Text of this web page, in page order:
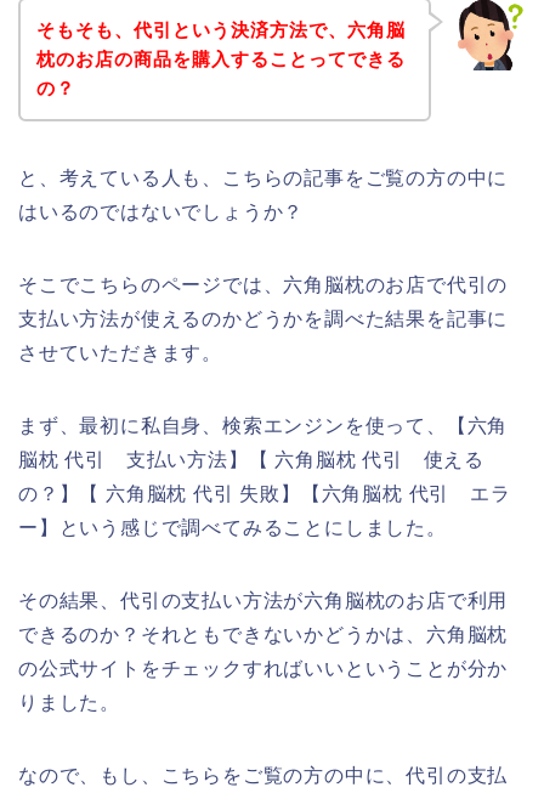
そもそも、代引という決済方法で、六角脳
枕のお店の商品を購入することってできる
の？
と、考えている人も、こちらの記事をご覧の方の中に
はいるのではないでしょうか？
そこでこちらのページでは、六角脳枕のお店で代引の
支払い方法が使えるのかどうかを調べた結果を記事に
させていただきます。
まず、最初に私自身、検索エンジンを使って、【六角
脳枕 代引 支払い方法】【 六角脳枕 代引 使える
の？】【 六角脳枕 代引 失敗】【六角脳枕 代引 エラ
ー】という感じで調べてみることにしました。
その結果、代引の支払い方法が六角脳枕のお店で利用
できるのか？それともできないかどうかは、六角脳枕
の公式サイトをチェックすればいいということが分か
りました。
なので、もし、こちらをご覧の方の中に、代引の支払